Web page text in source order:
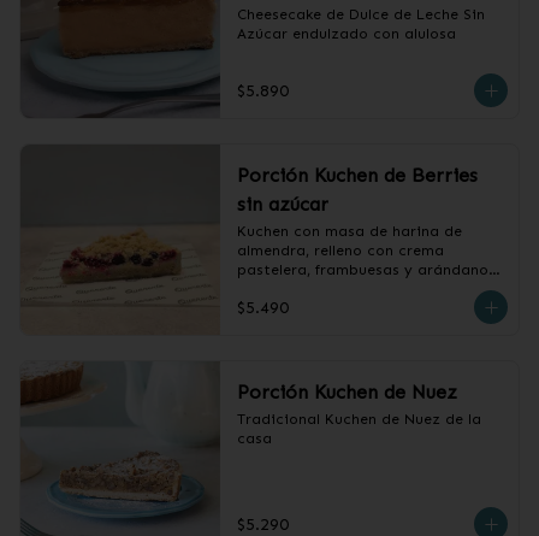
Cheesecake de Dulce de Leche Sin
Azúcar endulzado con alulosa
$5.890
Porción Kuchen de Berries
sin azúcar
Kuchen con masa de harina de
almendra, relleno con crema
pastelera, frambuesas y arándanos,
$5.490
Porción Kuchen de Nuez
Tradicional Kuchen de Nuez de la
casa
$5.290